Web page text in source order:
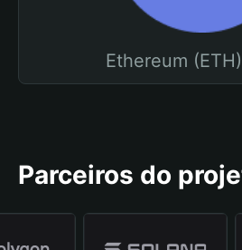
Ethereum
Parceiros do